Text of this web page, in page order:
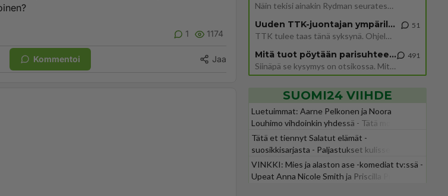
1 1174
Kommentoi Jaa
Näin tekisi ainakin Rydman seuratessaan idolinsa Trumpin mallia https://www.is.fi/politiikka/art-2000012187244.html
Uuden TTK-juontajan ympärillä epätietoisuus sakenee - Nyt MTV hämmentää soppaa
TTK tulee taas tänä syksynä. Ohjelman uudet tähtioppilaat julkistetaan torstaina 6. elokuuta klo 14 alkavassa lehdistö
51
Mitä tuot pöytään parisuhteessa?
Siinäpä se kysymys on otsikossa. Mitäpä siis tuot/toisit pöytään parisuhteessa? Oletko mies vai nainen? Koetko sen mitä
491
SUOMI24 VIIHDE
Luetuimmat: Aarne Pelkonen ja Noora
Louhimo vihdoinkin yhdessä - Tätä moni jo
odotti
Tätä et tiennyt Salatut elämät -
suosikkisarjasta - Paljastukset kulisseista
yllättävät
VINKKI: Mies ja alaston ase -komediat tv:ssä -
Upeat Anna Nicole Smith ja Priscilla Presley